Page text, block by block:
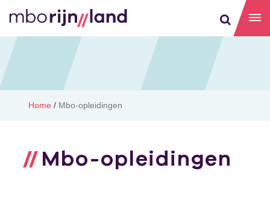
Home / Mbo-opleidingen
Mbo-opleidingen